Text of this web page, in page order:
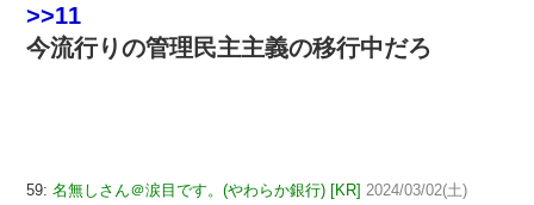
>>11
今流行りの管理民主主義の移行中だろ
59: 名無しさん＠涙目です。(やわらか銀行) [KR] 2024/03/02(土)